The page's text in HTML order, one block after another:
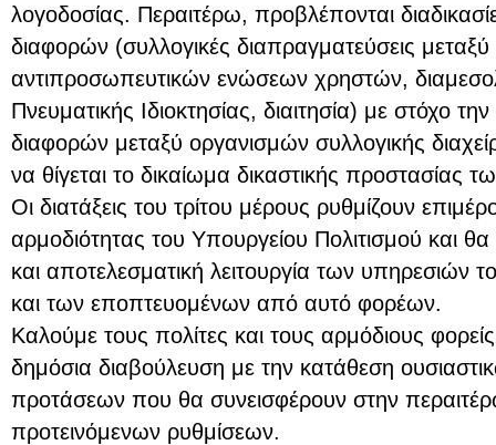
λογοδοσίας. Περαιτέρω, προβλέπονται
διαφορών (συλλογικές διαπραγματεύσεις
αντιπροσωπευτικών ενώσεων χρηστών,
Πνευματικής Ιδιοκτησίας, διαιτησία) με στόχο
διαφορών μεταξύ οργανισμών συλλογικής
να θίγεται το δικαίωμα δικαστικής προστασίας
Οι διατάξεις του τρίτου μέρους ρυθμίζουν
αρμοδιότητας του Υπουργείου Πολιτισμού και
και αποτελεσματική λειτουργία των υπηρεσιών
και των εποπτευομένων από αυτό φορέων.
Καλούμε τους πολίτες και τους αρμόδιους
δημόσια διαβούλευση με την κατάθεση
προτάσεων που θα συνεισφέρουν στην
προτεινόμενων ρυθμίσεων.